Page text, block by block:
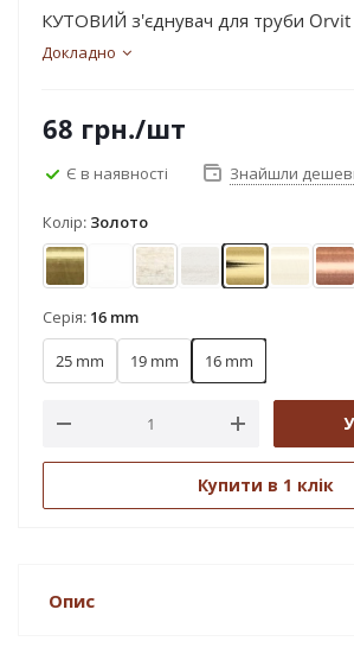
КУТОВИЙ з'єднувач для труби
Докладно
68 грн./шт
Є в наявності Знайшли
Колір: Золото
Антик АрктісБіле золотоБіле золото
Золото
Серія: 16 mm
25 mm 19 mm 16 mm
Купити в 1 клік
Опис